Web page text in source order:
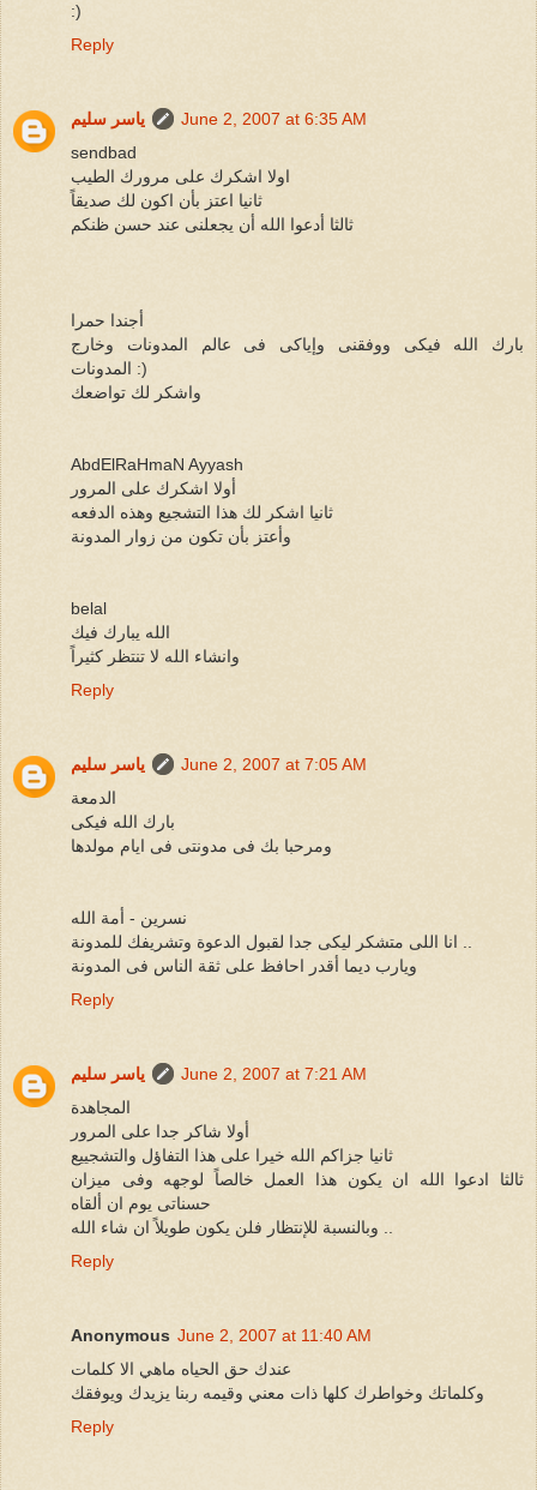
:)
Reply
ياسر سليم
June 2, 2007 at 6:35 AM
sendbad
اولا اشكرك على مرورك الطيب
ثانيا اعتز بأن اكون لك صديقاً
ثالثا أدعوا الله أن يجعلنى عند حسن ظنكم
أجندا حمرا
بارك الله فيكى ووفقنى وإياكى فى عالم المدونات وخارج
المدونات :)
واشكر لك تواضعك
AbdElRaHmaN Ayyash
أولا اشكرك على المرور
ثانيا اشكر لك هذا التشجيع وهذه الدفعه
وأعتز بأن تكون من زوار المدونة
belal
الله يبارك فيك
وانشاء الله لا تنتظر كثيراً
Reply
ياسر سليم
June 2, 2007 at 7:05 AM
الدمعة
بارك الله فيكى
ومرحبا بك فى مدونتى فى ايام مولدها
نسرين - أمة الله
انا اللى متشكر ليكى جدا لقبول الدعوة وتشريفك للمدونة ..
ويارب ديما أقدر احافظ على ثقة الناس فى المدونة
Reply
ياسر سليم
June 2, 2007 at 7:21 AM
المجاهدة
أولا شاكر جدا على المرور
ثانيا جزاكم الله خيرا على هذا التفاؤل والتشجييع
ثالثا ادعوا الله ان يكون هذا العمل خالصاً لوجهه وفى ميزان
حسناتى يوم ان ألقاه
وبالنسبة للإنتظار فلن يكون طويلاً ان شاء الله ..
Reply
Anonymous June 2, 2007 at 11:40 AM
عندك حق الحياه ماهي الا كلمات
وكلماتك وخواطرك كلها ذات معني وقيمه ربنا يزيدك ويوفقك
Reply